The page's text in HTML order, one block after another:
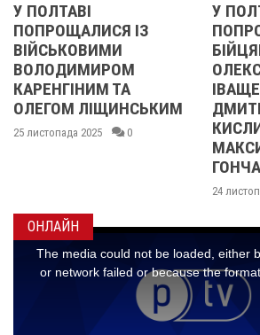
ІЗ
У ПОЛТАВІ
ПОПРОЩАЛИСЯ ІЗ
БІЙЦЯМИ
ОЛЕКСАНДРОМ
ІВАЩЕНКОМ,
ДМИТРОМ
КИСЛИЧЕНКОМ ТА
ОНЛАЙН